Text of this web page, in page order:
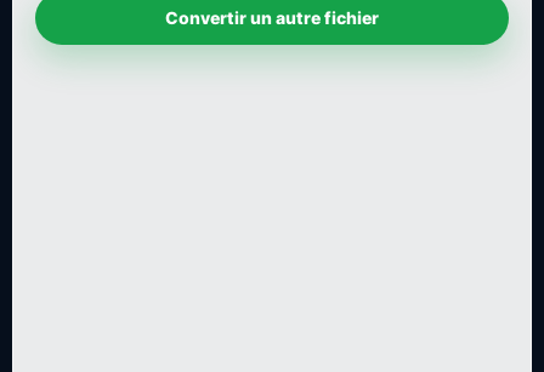
Convertir un autre fichier